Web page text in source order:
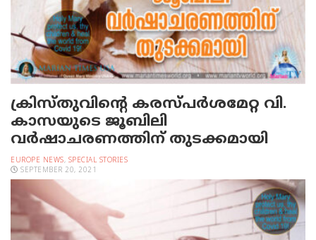
ക്രിസ്തുവിന്റെ കരസ്പര്‍ശമേറ്റ വി.
കാസയുടെ ജൂബിലി
വര്‍ഷാചരണത്തിന് തുടക്കമായി
EUROPE NEWS, SPECIAL STORIES
SEPTEMBER 20, 2021